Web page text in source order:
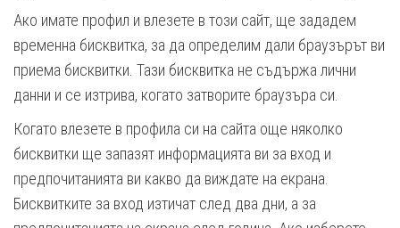
Ако имате профил и влезете в този сайт, ще зададем
временна бисквитка, за да определим дали браузърът ви
приема бисквитки. Тази бисквитка не съдържа лични
данни и се изтрива, когато затворите браузъра си.
Когато влезете в профила си на сайта още няколко
бисквитки ще запазят информацията ви за вход и
предпочитанията ви какво да виждате на екрана.
Бисквитките за вход изтичат след два дни, а за